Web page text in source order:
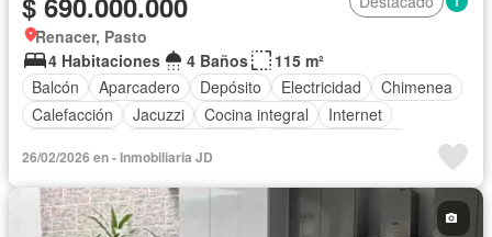
Renacer, Pasto
4 Habitaciones
4 Baños
115 m²
Balcón
Aparcadero Depósito Electricidad
Chimenea
Calefacción
Jacuzzi Cocina integral
Internet
Terraza
Agua Tanque de agua
Vigilante
Acceso para personas con discapacidad
Jardín
Barbecue
Gimnasio
Piscina
26/02/2026 en - Inmobiliaria JD